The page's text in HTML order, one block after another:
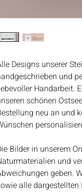
Designs unserer
und
Handarbeit.
schönen
neu an und
Bilder in unserem
und
geben.
alle